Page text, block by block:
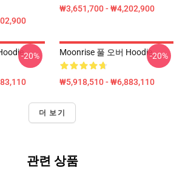
₩3,651,700 - ₩4,202,900
-20% Moonrise 풀 오버 Hoodie
₩5,918,510 - ₩6,883,110
-20%
더 보기
관련 상품